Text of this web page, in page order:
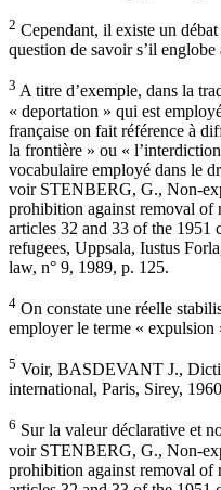
2 Cependant, il existe un
question de savoir s’il englobe
3 A titre d’exemple, dans la
« deportation » qui est
française on fait référence à
la frontière » ou «
vocabulaire employé dans le
voir STENBERG, G., Non-
prohibition against removal of
articles 32 and 33 of the 1951
refugees, Uppsala, Iustus
law, n° 9, 1989, p. 125.
4 On constate une réelle
employer le terme « expulsion
5 Voir, BASDEVANT J.,
international, Paris, Sirey,
6 Sur la valeur déclarative et
voir STENBERG, G., Non-
prohibition against removal of